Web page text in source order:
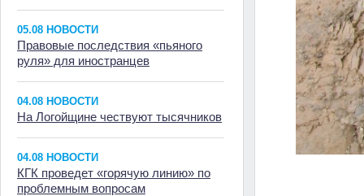
05.08 НОВОСТИ
Правовые последствия «пьяного
руля» для иностранцев
04.08 НОВОСТИ
На Логойщине чествуют тысячников
04.08 НОВОСТИ
КГК проведет «горячую линию» по
проблемным вопросам